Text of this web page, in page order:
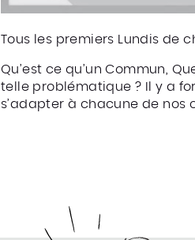
Tous les premiers Lundis de
Qu’est ce qu’un Commun,
telle problématique ? Il y a
s’adapter à chacune de nos